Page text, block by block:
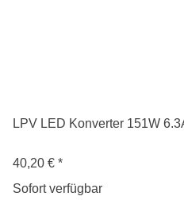
LPV LED Konverter 151W
40,20 € *
Sofort verfügbar